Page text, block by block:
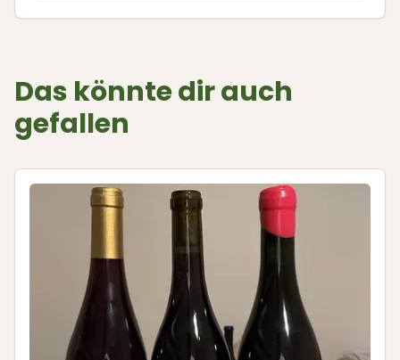
Das könnte dir auch
gefallen